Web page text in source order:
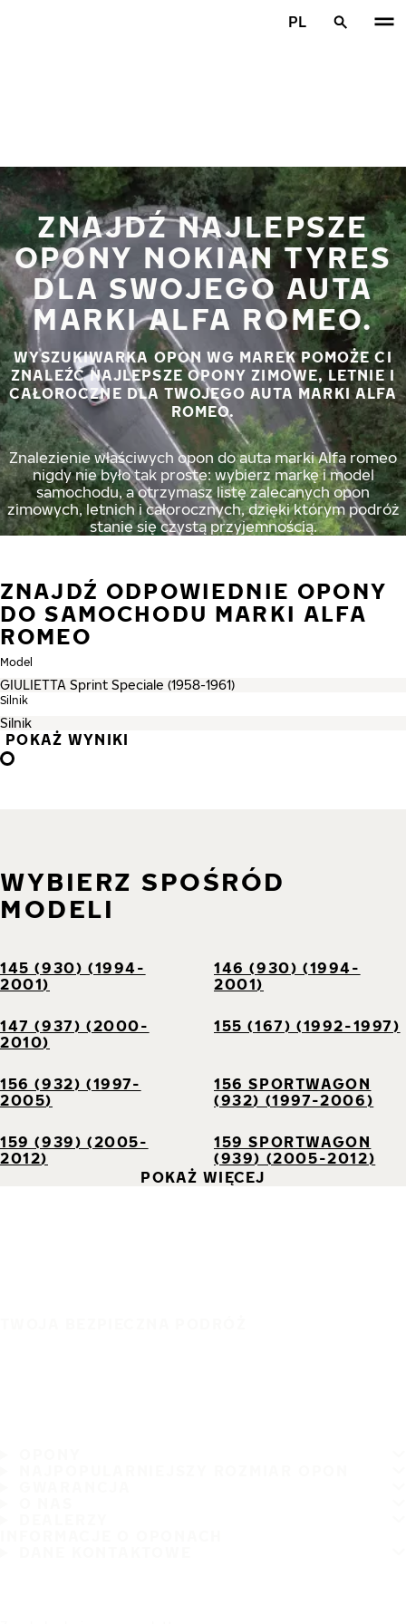
PL
ZNAJDŹ NAJLEPSZE
OPONY NOKIAN TYRES
DLA SWOJEGO AUTA
MARKI ALFA ROMEO.
WYSZUKIWARKA OPON WG MAREK POMOŻE CI
ZNALEŹĆ NAJLEPSZE OPONY ZIMOWE, LETNIE I
CAŁOROCZNE DLA TWOJEGO AUTA MARKI ALFA
ROMEO.
Znalezienie właściwych opon do auta marki Alfa romeo
nigdy nie było tak proste: wybierz markę i model
samochodu, a otrzymasz listę zalecanych opon
zimowych, letnich i całorocznych, dzięki którym podróż
stanie się czystą przyjemnością.
ZNAJDŹ ODPOWIEDNIE OPONY
DO SAMOCHODU MARKI ALFA
ROMEO
Model
Silnik
POKAŻ WYNIKI
WYBIERZ SPOŚRÓD
MODELI
145 (930) (1994-
2001)
146 (930) (1994-
2001)
147 (937) (2000-
2010)
155 (167) (1992-1997)
156 (932) (1997-
2005)
156 SPORTWAGON
(932) (1997-2006)
159 (939) (2005-
2012)
159 SPORTWAGON
(939) (2005-2012)
POKAŻ WIĘCEJ